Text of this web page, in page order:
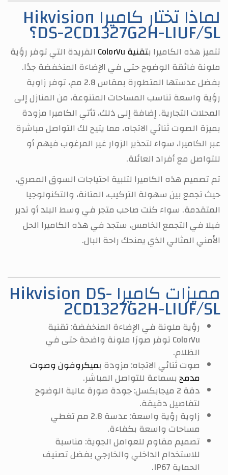
لماذا تختار كاميرا Hikvision
DS-2CD1327G2H-LIUF/SL؟
تتميز هذه الكاميرا بتقنية ColorVu
الفريدة التي توفر رؤية
ملونة فائقة الوضوح حتى في الإضاءة المنخفضة جدًا.
بفضل عدستها المتطورة بمقاس 2.8 مم، توفر زاوية
رؤية واسعة تناسب المساحات المتنوعة، من المنازل إلى
المحلات التجارية. إضافة إلى ذلك، تأتي الكاميرا مزودة
بميزة الصوت ثنائي الاتجاه، مما يتيح لك التواصل مباشرة
عبر الكاميرا، سواء لتحذير الزوار غير المرغوب فيهم أو
للتواصل مع أفراد العائلة.
تم تصميم هذه الكاميرا لتلبية احتياجات السوق المصري،
حيث تجمع بين سهولة التركيب، المتانة، والتكنولوجيا
المتقدمة. سواء كنت صاحب متجر في وسط البلد أو تدير
فيلا في التجمع الخامس، ستجد في هذه الكاميرا الحل
الأمني المثالي الذي يمنحك راحة البال.
مميزات كاميرا Hikvision DS-2CD1327G2H-LIUF/SL
رؤية ملونة في الإضاءة المنخفضة: تقنية
ColorVu توفر صورًا ملونة واضحة حتى في
الظلام.
صوت ثنائي الاتجاه: مزودة بميكروفون وصوت
مدمجبسماعة للتواصل المباشر.
دقة 2 ميجابكسل: جودة صورة عالية الوضوح
لتفاصيل دقيقة.
زاوية رؤية واسعة: عدسة 2.8 مم تغطي
مساحات واسعة بكفاءة.
تصميم مقاوم للعوامل الجوية: مناسبة
للاستخدام الداخلي والخارجي بفضل تصنيف
الحماية IP67.